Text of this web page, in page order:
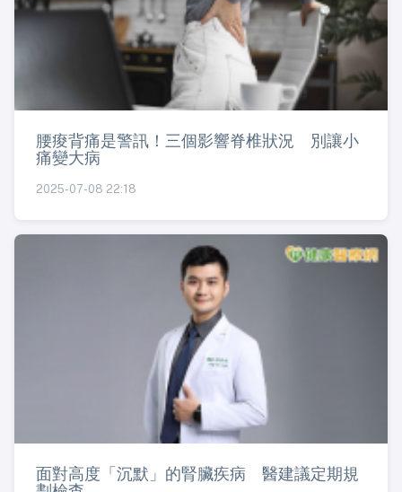
腰痠背痛是警訊！三個影響脊椎狀況 別讓小
痛變大病
2025-07-08 22:18
面對高度「沉默」的腎臟疾病 醫建議定期規